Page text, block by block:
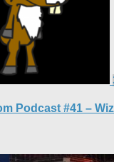
Podcast #41 –